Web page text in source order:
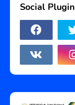
Social Plugin